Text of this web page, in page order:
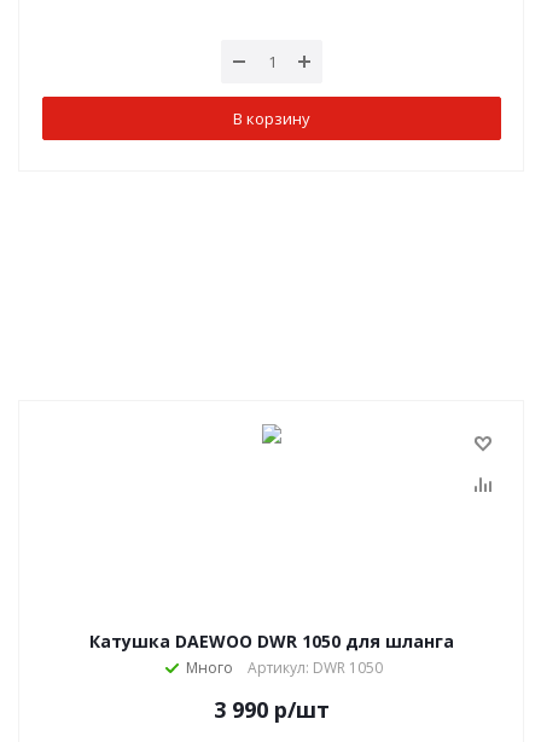
В корзину
Катушка DAEWOO DWR 1050 для шланга
Много Артикул: DWR 1050
3 990 р/шт